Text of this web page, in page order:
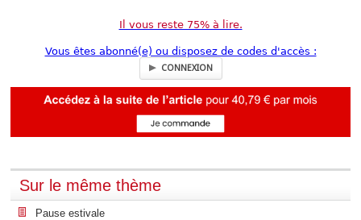
Il vous reste 75% à lire.
Vous êtes abonné(e) ou disposez de codes d'accès :
CONNEXION
Sur le même thème
Pause estivale